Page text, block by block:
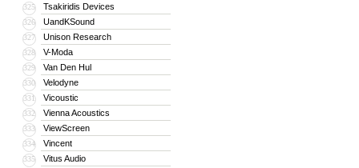
325 Tsakiridis Devices
326 UandKSound
327 Unison Research
328 V-Moda
329 Van Den Hul
330 Velodyne
331 Vicoustic
332 Vienna Acoustics
333 ViewScreen
334 Vincent
335 Vitus Audio